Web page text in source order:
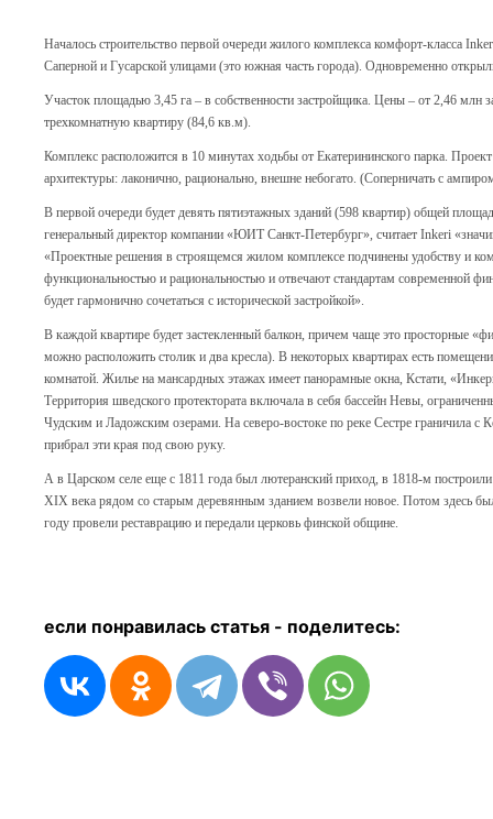
Началось строительство первой очереди жилого комплекса комфорт-класса
Саперной и Гусарской улицами (это южная часть города). Одновременно
Участок площадью 3,45 га – в собственности застройщика. Цены – от 2,46 млн
трехкомнатную квартиру (84,6 кв.м).
Комплекс расположится в 10 минутах ходьбы от Екатерининского парка.
архитектуры: лаконично, рационально, внешне небогато. (Соперничать с
В первой очереди будет девять пятиэтажных зданий (598 квартир) общей
генеральный директор компании «ЮИТ Санкт-Петербург», считает Inkeri
«Проектные решения в строящемся жилом комплексе подчинены удобству и
функциональностью и рациональностью и отвечают стандартам современной
будет гармонично сочетаться с исторической застройкой».
В каждой квартире будет застекленный балкон, причем чаще это просторные
можно расположить столик и два кресла). В некоторых квартирах есть
комнатой. Жилье на мансардных этажах имеет панорамные окна, Кстати,
Территория шведского протектората включала в себя бассейн Невы,
Чудским и Ладожским озерами. На северо-востоке по реке Сестре граничила
прибрал эти края под свою руку.
А в Царском селе еще с 1811 года был лютеранский приход, в 1818-м построили
XIX века рядом со старым деревянным зданием возвели новое. Потом здесь
году провели реставрацию и передали церковь финской общине.
если понравилась статья - поделитесь: